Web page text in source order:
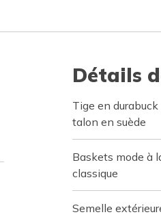
Détails
Tige en
talon en suède
Baskets mode à
classique
Semelle